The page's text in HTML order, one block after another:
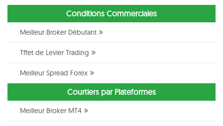
Conditions Commerciales
Meilleur Broker Débutant
Tffet de Levier Trading
Meilleur Spread Forex
Courtiers par Plateformes
Meilleur Broker MT4